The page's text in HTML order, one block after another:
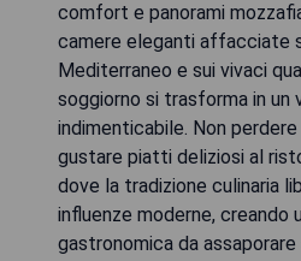
comfort e panorami
camere eleganti affacciate
Mediterraneo e sui vivaci
soggiorno si trasforma in un
indimenticabile. Non
gustare piatti deliziosi al
dove la tradizione culinaria
influenze moderne, creando
gastronomica da